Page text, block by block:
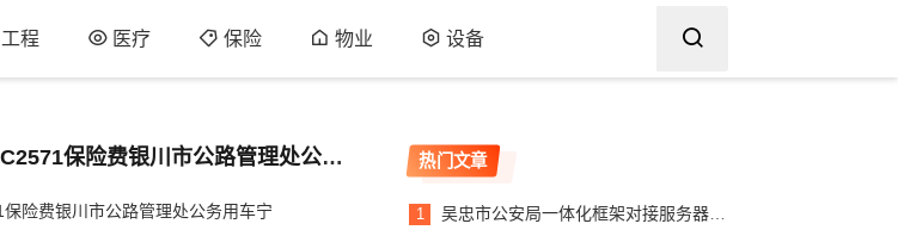
工程 医疗 保险 物业 设备
保险费银川市公路管理处公务
险费银川市公路管理处公务用车宁
热门文章
吴忠市公安局一体化框架对接服务器项目验收报告